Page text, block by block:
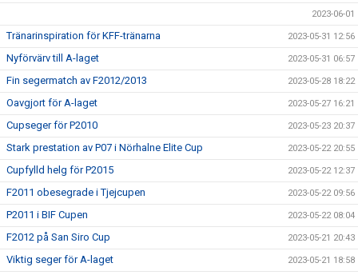
2023-06-01
Tränarinspiration för KFF-tränarna 2023-05-31 12:56
Nyförvärv till A-laget 2023-05-31 06:57
Fin segermatch av F2012/2013 2023-05-28 18:22
Oavgjort för A-laget 2023-05-27 16:21
Cupseger för P2010 2023-05-23 20:37
Stark prestation av P07 i Nörhalne Elite Cup 2023-05-22 20:55
Cupfylld helg för P2015 2023-05-22 12:37
F2011 obesegrade i Tjejcupen 2023-05-22 09:56
P2011 i BIF Cupen 2023-05-22 08:04
F2012 på San Siro Cup 2023-05-21 20:43
Viktig seger för A-laget 2023-05-21 18:58